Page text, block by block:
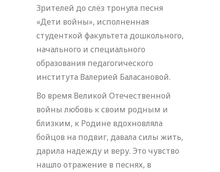
Зрителей до слёз тронула песня
«Дети войны», исполненная
студенткой факультета дошкольного,
начального и специального
образования педагогического
института Валерией Баласановой.
Во время Великой Отечественной
войны любовь к своим родным и
близким, к Родине вдохновляла
бойцов на подвиг, давала силы жить,
дарила надежду и веру. Это чувство
нашло отражение в песнях, в